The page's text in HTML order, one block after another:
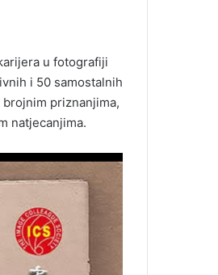
u fotografiji
i 50 samostalnih
priznanjima,
natjecanjima.